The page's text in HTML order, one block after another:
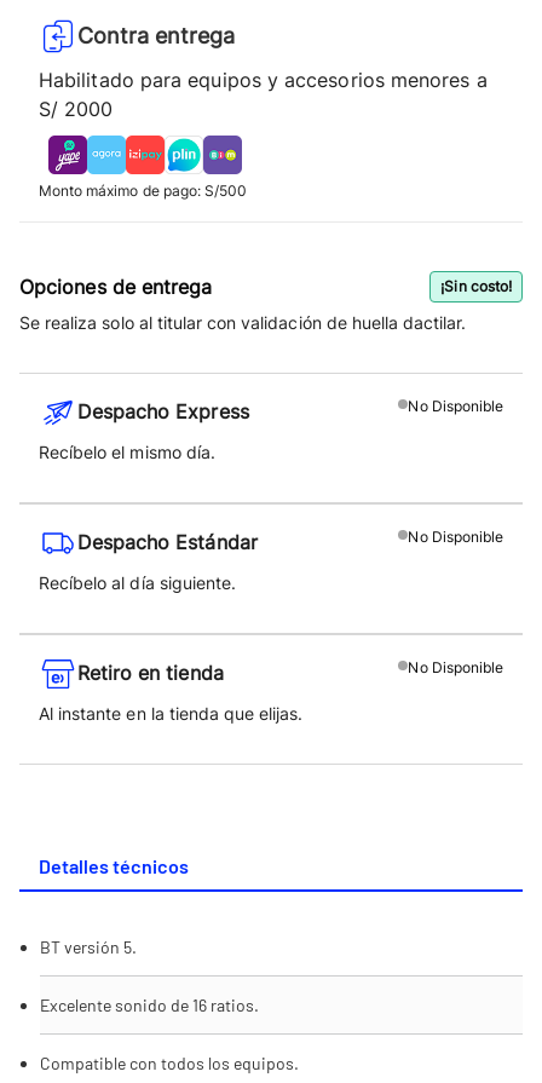
Contra entrega
Habilitado para equipos y accesorios menores a
S/ 2000
Monto máximo de pago: S/500
Opciones de entrega ¡Sin costo!
Se realiza solo al titular con validación de huella dactilar.
No Disponible
Despacho Express
Recíbelo el mismo día.
No Disponible
Despacho Estándar
Recíbelo al día siguiente.
No Disponible
Retiro en tienda
Al instante en la tienda que elijas.
Detalles técnicos
BT versión 5.
Excelente sonido de 16 ratios.
Compatible con todos los equipos.